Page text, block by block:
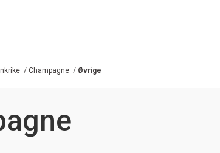
/ Champagne / Øvrige